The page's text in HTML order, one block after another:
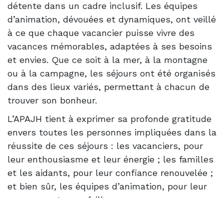
détente dans un cadre inclusif. Les équipes
d’animation, dévouées et dynamiques, ont veillé
à ce que chaque vacancier puisse vivre des
vacances mémorables, adaptées à ses besoins
et envies. Que ce soit à la mer, à la montagne
ou à la campagne, les séjours ont été organisés
dans des lieux variés, permettant à chacun de
trouver son bonheur.
L’APAJH tient à exprimer sa profonde gratitude
envers toutes les personnes impliquées dans la
réussite de ces séjours : les vacanciers, pour
leur enthousiasme et leur énergie ; les familles
et les aidants, pour leur confiance renouvelée ;
et bien sûr, les équipes d’animation, pour leur